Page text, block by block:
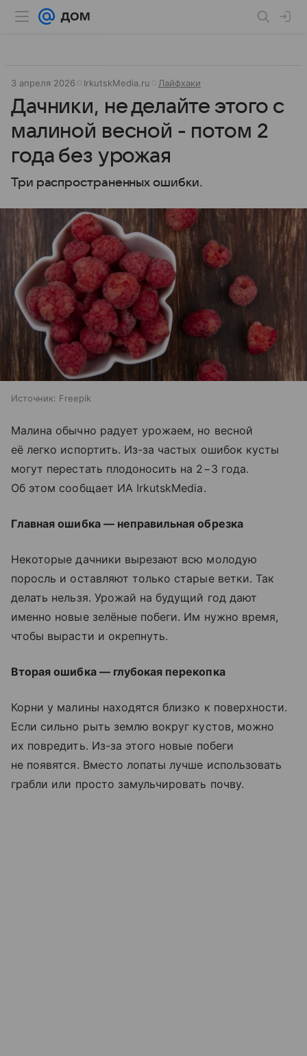
3 апреля 2026 IrkutskMedia.ru Лайфхаки
Дачники, не делайте этого с
малиной весной - потом 2
года без урожая
Три распространенных ошибки.
Источник: Freepik
Малина обычно радует урожаем, но весной
её легко испортить. Из-за частых ошибок кусты
могут перестать плодоносить на 2−3 года.
Об этом сообщает ИА IrkutskMedia.
Главная ошибка — неправильная обрезка
Некоторые дачники вырезают всю молодую
поросль и оставляют только старые ветки. Так
делать нельзя. Урожай на будущий год дают
именно новые зелёные побеги. Им нужно время,
чтобы вырасти и окрепнуть.
Вторая ошибка — глубокая перекопка
Корни у малины находятся близко к поверхности.
Если сильно рыть землю вокруг кустов, можно
их повредить. Из-за этого новые побеги
не появятся. Вместо лопаты лучше использовать
грабли или просто замульчировать почву.